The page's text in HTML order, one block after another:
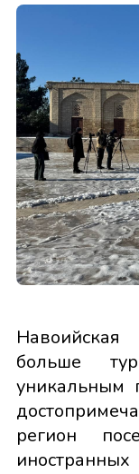
больше
уникальным
регион